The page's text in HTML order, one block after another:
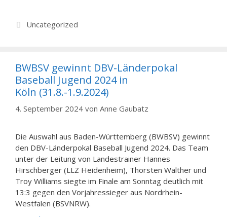
Kategorien
Uncategorized
BWBSV gewinnt DBV-Länderpokal
Baseball Jugend 2024 in
Köln (31.8.-1.9.2024)
4. September 2024 von Anne Gaubatz
Die Auswahl aus Baden-Württemberg (BWBSV) gewinnt
den DBV-Länderpokal Baseball Jugend 2024. Das Team
unter der Leitung von Landestrainer Hannes
Hirschberger (LLZ Heidenheim), Thorsten Walther und
Troy Williams siegte im Finale am Sonntag deutlich mit
13:3 gegen den Vorjahressieger aus Nordrhein-
Westfalen (BSVNRW).